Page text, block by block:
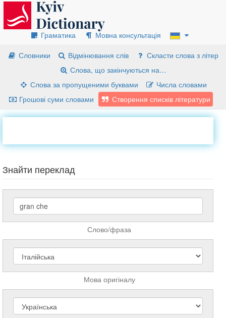
Граматика
Мовна консультація
Словники
Відмінювання слів
Скласти слова з літер
Слова, що закінчуються на…
Слова за пропущеними буквами
Числа словами
Грошові суми словами
Створення списків літератури
Знайти переклад
Слово/фраза
Мова оригіналу